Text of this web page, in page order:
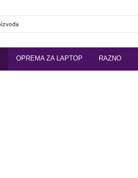
OPREMA ZA LAPTOP RAZNO